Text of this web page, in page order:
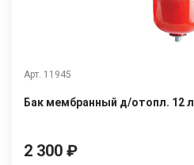
Арт. 11945
Бак мембранный д/отопл. 12 л
2 300 ₽